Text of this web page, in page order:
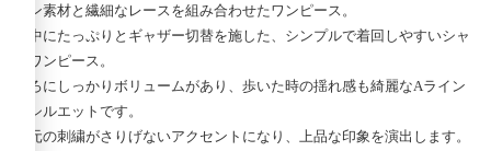
トン素材と繊細なレースを組み合わせたワンピース。
背中にたっぷりとギャザー切替を施した、シンプルで着回しやすいシャ
ツワンピース。
後ろにしっかりボリュームがあり、歩いた時の揺れ感も綺麗なAライン
のシルエットです。
衿元の刺繍がさりげないアクセントになり、上品な印象を演出します。